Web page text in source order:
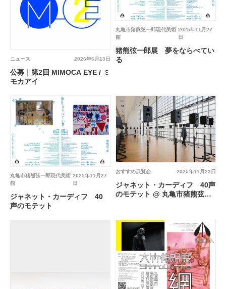
2026年6月13日
ニュース
公募｜第2回 MIMOCA EYE / ミ
モカアイ
2025年11月27
日
丸亀市猪熊弦一郎現代美術
館
猪熊弦一郎展 夢をならべてい
る
2025年11月27
日
丸亀市猪熊弦一郎現代美術
館
ジャネット・カーディフ 40
声のモテット
2025年11月23日
おすすめ展覧会
ジャネット・カーディフ 40声
のモテット @ 丸亀市猪熊弦一